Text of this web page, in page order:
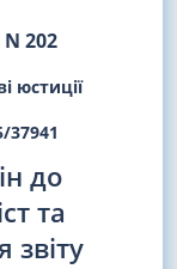
N 202
юстиції
37941
до
та
звіту